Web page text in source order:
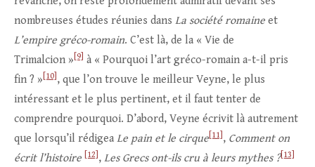
nombreuses études réunies dans La société romaine et
L’empire gréco-romain. C’est là, de la « Vie de
Trimalcion » [9]
à « Pourquoi l’art gréco-romain a-t-il pris
fin ? » [10] , que l’on trouve le meilleur Veyne, le plus
intéressant et le plus pertinent, et il faut tenter de
comprendre pourquoi. D’abord, Veyne écrivit là autrement
que lorsqu’il rédigea Le pain et le cirque [11] , Comment on
écrit l’histoire [12] , Les Grecs ont-ils cru à leurs mythes ?[13]